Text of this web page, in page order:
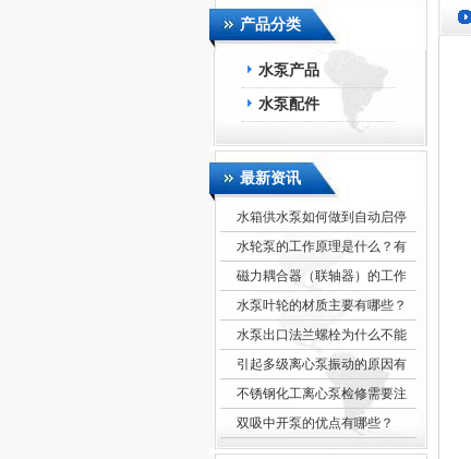
产品分类
水泵产品
水泵配件
最新资讯
水箱供水泵如何做到自动启停
水轮泵的工作原理是什么？有
磁力耦合器（联轴器）的工作
水泵叶轮的材质主要有哪些？
水泵出口法兰螺栓为什么不能
引起多级离心泵振动的原因有
不锈钢化工离心泵检修需要注
双吸中开泵的优点有哪些？